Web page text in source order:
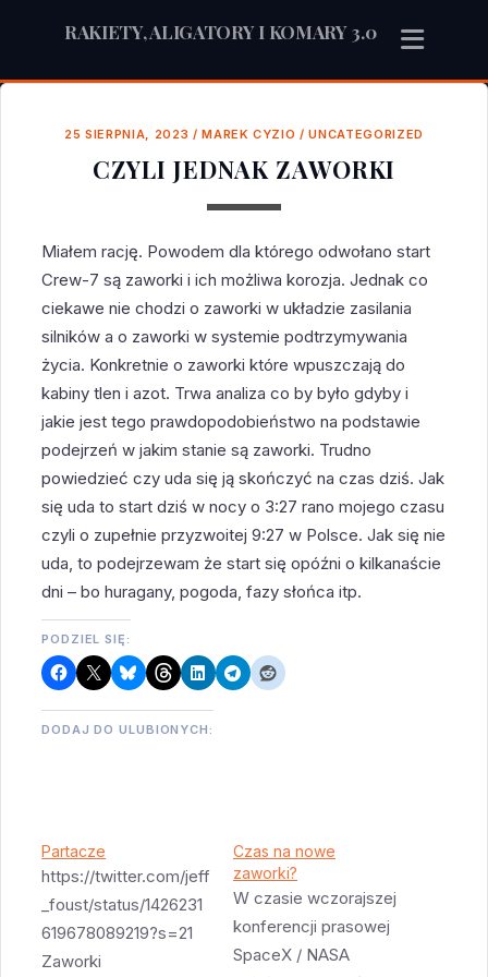
RAKIETY, ALIGATORY I KOMARY 3.0
25 SIERPNIA, 2023 /MAREK CYZIO /UNCATEGORIZED
CZYLI JEDNAK ZAWORKI
Miałem rację. Powodem dla którego odwołano start
Crew-7 są zaworki i ich możliwa korozja. Jednak co
ciekawe nie chodzi o zaworki w układzie zasilania
silników a o zaworki w systemie podtrzymywania
życia. Konkretnie o zaworki które wpuszczają do
kabiny tlen i azot. Trwa analiza co by było gdyby i
jakie jest tego prawdopodobieństwo na podstawie
podejrzeń w jakim stanie są zaworki. Trudno
powiedzieć czy uda się ją skończyć na czas dziś. Jak
się uda to start dziś w nocy o 3:27 rano mojego czasu
czyli o zupełnie przyzwoitej 9:27 w Polsce. Jak się nie
uda, to podejrzewam że start się opóźni o kilkanaście
dni – bo huragany, pogoda, fazy słońca itp.
PODZIEL SIĘ:
DODAJ DO ULUBIONYCH:
Partacze
https://twitter.com/jeff
_foust/status/1426231
619678089219?s=21
Zaworki
Czas na nowe
zaworki?
W czasie wczorajszej
konferencji prasowej
SpaceX / NASA